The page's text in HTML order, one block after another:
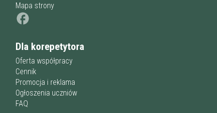
Mapa strony
Dla korepetytora
Oferta współpracy
Cennik
Promocja i reklama
Ogłoszenia uczniów
FAQ